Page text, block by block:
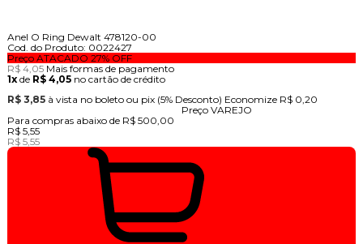
Anel O Ring Dewalt 478120-00
Cod. do Produto: 0022427
Preço ATACADO 27% OFF
R$ 4,05 Mais formas de pagamento
1xde R$ 4,05 no cartão de crédito
R$ 3,85 à vista no boleto ou pix (5% Desconto) Economize R$ 0,20
Preço VAREJO
Para compras abaixo de R$ 500,00
R$ 5,55
R$ 5,55